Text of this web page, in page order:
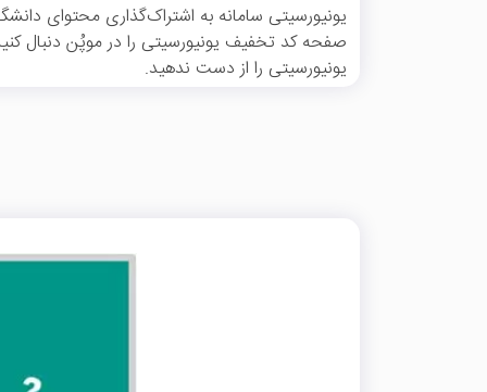
یونیورسیتی سامانه به اشتراک‌گذاری محتوای
صفحه کد تخفیف یونیورسیتی را در موپُن دنبال
یونیورسیتی را از دست ندهید.